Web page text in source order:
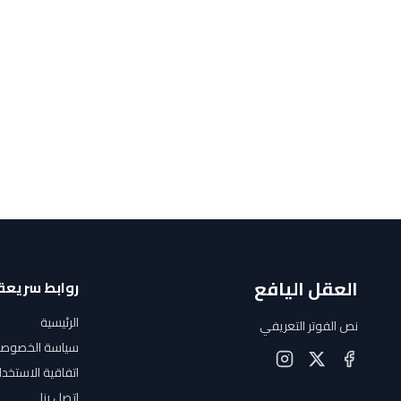
العقل اليافع
نص الفوتر التعريفي
روابط
الرئيسية
سياسة
اتفاقية